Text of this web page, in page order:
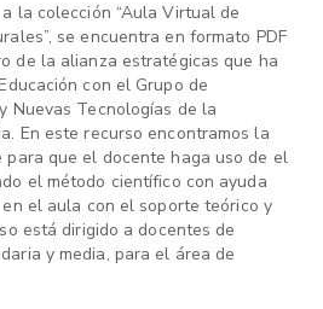
la colección “Aula Virtual de
se encuentra en formato PDF
de la alianza estratégicas que ha
con el Grupo de
Nuevas Tecnologías de la
En este recurso encontramos la
que el docente haga uso de el
el método científico con ayuda
el aula con el soporte teórico y
está dirigido a docentes de
y media, para el área de